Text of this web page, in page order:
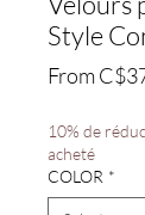
Style
From
10% de
acheté
COLOR *